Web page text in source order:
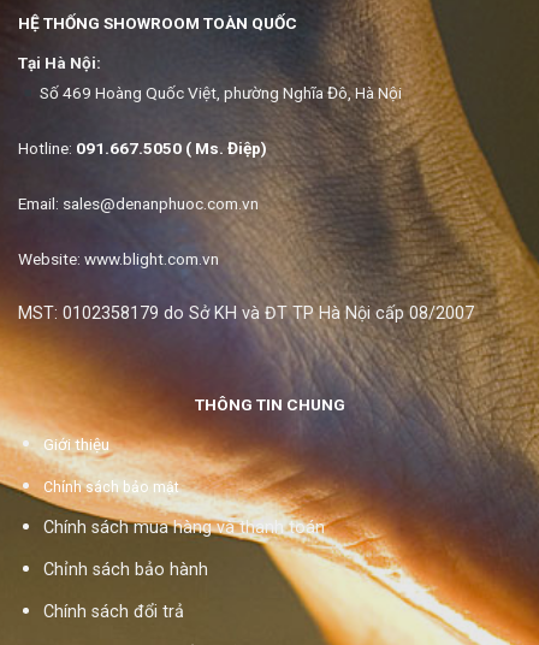
HỆ THỐNG SHOWROOM TOÀN QUỐC
Tại Hà Nội:
Số 469 Hoàng Quốc Việt, phường Nghĩa Đô, Hà Nội
Hotline: 091.667.5050 ( Ms. Điệp)
Email: sales@denanphuoc.com.vn
Website: www.blight.com.vn
MST: 0102358179 do Sở KH và ĐT TP Hà Nội cấp 08/2007
THÔNG TIN CHUNG
Giới thiệu
Chính sách bảo mật
Chính sách mua hàng và thanh toán
Chỉnh sách bảo hành
Chính sách đổi trả